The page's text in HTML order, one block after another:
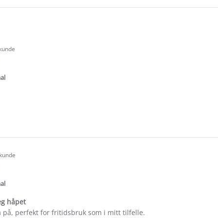
håpet
på, perfekt for fritidsbruk som i mitt tilfelle.